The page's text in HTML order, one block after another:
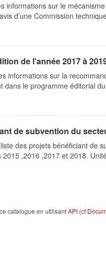
informations sur le
d’une Commission
de l'année 2017 à
informations sur la
dans le programme éditorial
de subvention du
des projets bénéficiant de
2015 ,2016 ,2017 et 2018.
catalogue en utilisantAPI (cf